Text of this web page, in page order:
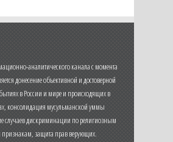
аналитического канала с момента
донесение объективной и достоверной
в России и мире и происходящих в
консолидация мусульманской уммы
случаев дискриминации по религиозным
защита прав верующих.